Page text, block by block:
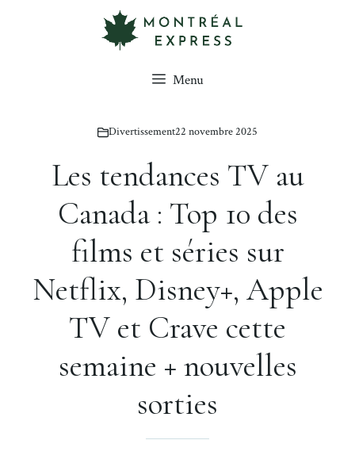
Menu
Divertissement22 novembre 2025
Les tendances TV au
Canada : Top 10 des
films et séries sur
Netflix, Disney+, Apple
TV et Crave cette
semaine + nouvelles
sorties